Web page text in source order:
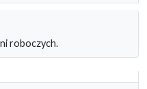
roboczych.